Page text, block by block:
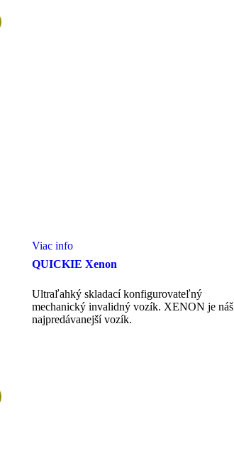
Viac info
QUICKIE Xenon
Ultraľahký skladací konfigurovateľný
mechanický invalidný vozík. XENON je náš
najpredávanejší vozík.